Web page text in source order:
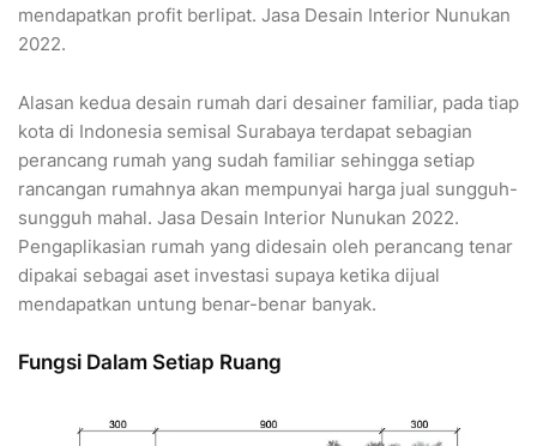
mendapatkan profit berlipat. Jasa Desain Interior Nunukan
2022.
Alasan kedua desain rumah dari desainer familiar, pada tiap
kota di Indonesia semisal Surabaya terdapat sebagian
perancang rumah yang sudah familiar sehingga setiap
rancangan rumahnya akan mempunyai harga jual sungguh-
sungguh mahal. Jasa Desain Interior Nunukan 2022.
Pengaplikasian rumah yang didesain oleh perancang tenar
dipakai sebagai aset investasi supaya ketika dijual
mendapatkan untung benar-benar banyak.
Fungsi Dalam Setiap Ruang